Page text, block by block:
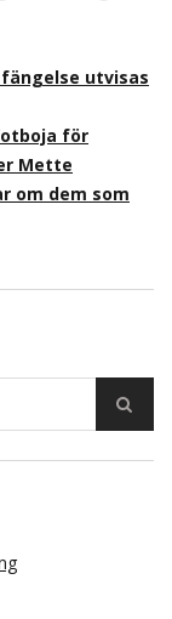
utvisas
för
Mette
om dem som